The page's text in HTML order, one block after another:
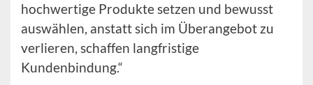
hochwertige Produkte setzen und bewusst
auswählen, anstatt sich im Überangebot zu
verlieren, schaffen langfristige
Kundenbindung.“